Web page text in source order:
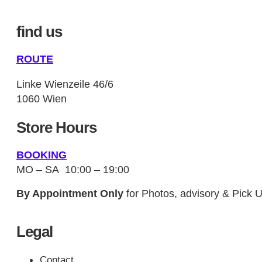
find us
ROUTE
Linke Wienzeile 46/6
1060 Wien
Store Hours
BOOKING
MO – SA 10:00 – 19:00
By Appointment Only for Photos, advisory & Pick
Legal